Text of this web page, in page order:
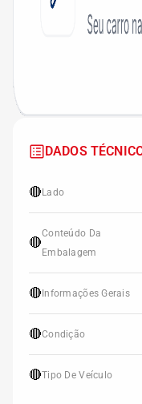
DADOS
🔴 Lado
🔴
Conteúdo Da
Embalagem
🔴 Informações Gerais
🔴Condição
🔴Tipo De Veículo